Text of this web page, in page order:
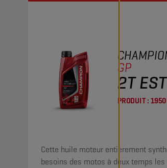
GP
2T
PRODUIT : 1950
Cette huile moteur entièrement
besoins des motos à deux temps